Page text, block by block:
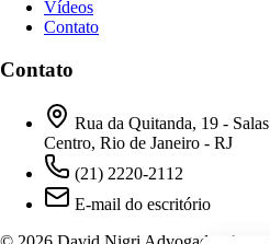
Vídeos
Contato
Contato
Rua da Quitanda, 19 -
Centro, Rio de Janeiro - RJ
(21) 2220-2112
E-mail do escritório
Prefiro ser respondido por: